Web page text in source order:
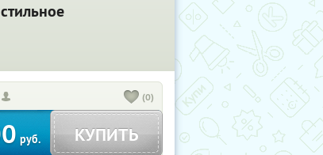
(0)
руб. КУПИТЬ